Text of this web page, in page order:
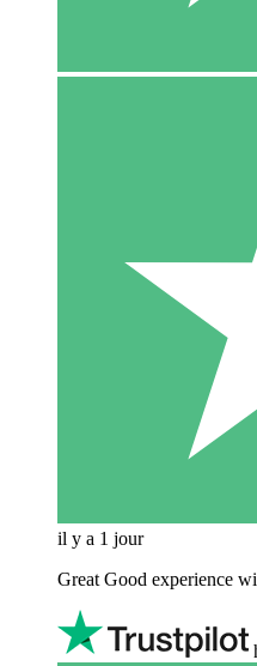
il y a 1 jour
Great Good experience